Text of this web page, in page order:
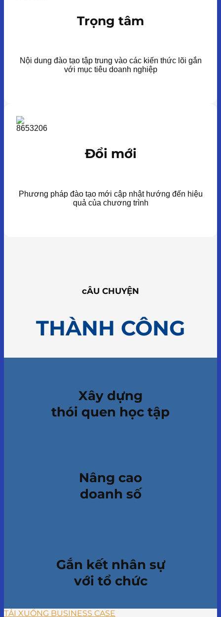
Trọng tâm
Nội dung đào tạo tập trung vào các kiến thức lõi gắn
với mục tiêu doanh nghiệp
Đổi mới
Phương pháp đào tạo mới cập nhật hướng đến hiệu
quả của chương trình
cÂU CHUYỆN
THÀNH CÔNG
Xây dựng
thói quen học tập
Nâng cao
doanh số
Gắn kết nhân sự
với tổ chức
TẢI XUỐNG BUSINESS CASE